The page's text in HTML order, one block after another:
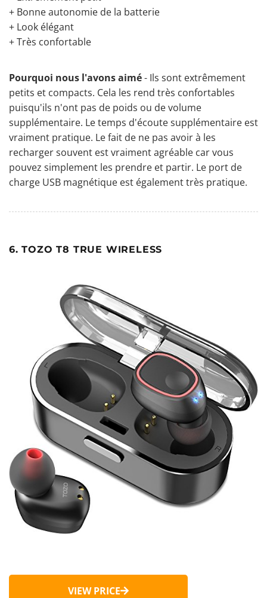
+ Bonne autonomie de la batterie
+ Look élégant
+ Très confortable
Pourquoi nous l'avons aimé- Ils sont extrêmement
petits et compacts. Cela les rend très confortables
puisqu'ils n'ont pas de poids ou de volume
supplémentaire. Le temps d'écoute supplémentaire est
vraiment pratique. Le fait de ne pas avoir à les
recharger souvent est vraiment agréable car vous
pouvez simplement les prendre et partir. Le port de
charge USB magnétique est également très pratique.
6. TOZO T8 TRUE WIRELESS
VIEW PRICE